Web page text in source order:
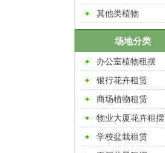
其他类植物
场地分类
办公室植物租摆
银行花卉租赁
商场植物租赁
物业大厦花卉租摆
学校盆栽租赁